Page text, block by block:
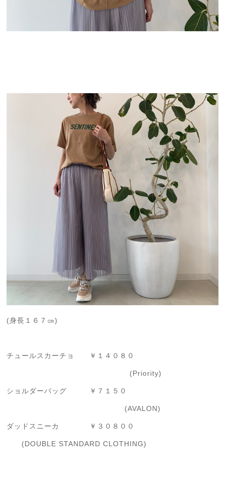
(身長１６７㎝)
チュールスカーチョ ￥１４０８０
(Priority)
ショルダーバッグ ￥７１５０
(AVALON)
ダッドスニーカ ￥３０８００
(DOUBLE STANDARD CLOTHING)